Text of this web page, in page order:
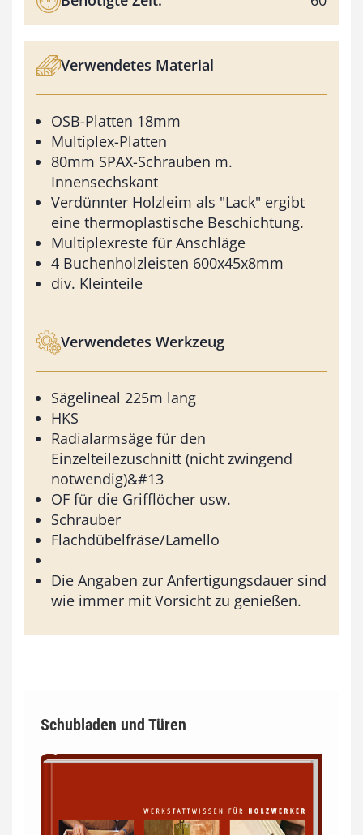
Verwendetes Material
OSB-Platten 18mm
Multiplex-Platten
80mm SPAX-Schrauben m.
Innensechskant
Verdünnter Holzleim als "Lack" ergibt
eine thermoplastische Beschichtung.
Multiplexreste für Anschläge
4 Buchenholzleisten 600x45x8mm
div. Kleinteile
Verwendetes Werkzeug
Sägelineal 225m lang
HKS
Radialarmsäge für den
Einzelteilezuschnitt (nicht zwingend
notwendig)&#13
OF für die Grifflöcher usw.
Schrauber
Flachdübelfräse/Lamello
Die Angaben zur Anfertigungsdauer sind
wie immer mit Vorsicht zu genießen.
Schubladen und Türen